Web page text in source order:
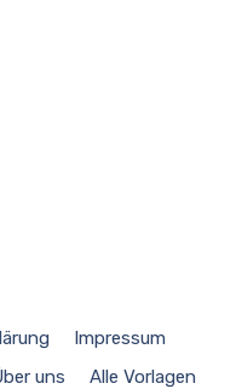
Impressum
uns Alle Vorlagen